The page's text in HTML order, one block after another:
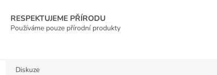
RESPEKTUJEME PŘÍRODU
Používáme pouze přírodní produkty
Diskuze